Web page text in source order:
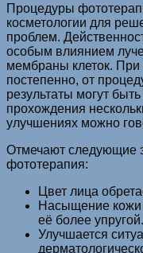
Процедуры
косметологии для
проблем.
особым влиянием
мембраны клеток. При
постепенно, от
результаты могут
прохождения
улучшениях можно
Отмечают следующие
фототерапия:
Цвет лица
Насыщение кожи
её более упругой.
Улучшается